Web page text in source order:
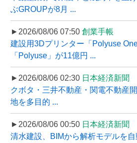
ぶGROUPが8月 ...
►2026/08/06 07:50 創業手帳
建設用3Dプリンター「Polyuse
「Polyuse」が11億円 ...
►2026/08/06 02:30 日本経済新聞
クボタ・三井不動産・関電不動産
地を多目的 ...
►2026/08/06 00:50 日本経済新聞
清水建設、BIMから解析モデルを